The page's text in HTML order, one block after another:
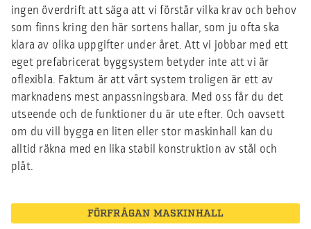
ingen överdrift att säga att vi förstår vilka krav och behov
som finns kring den här sortens hallar, som ju ofta ska
klara av olika uppgifter under året. Att vi jobbar med ett
eget prefabricerat byggsystem betyder inte att vi är
oflexibla. Faktum är att vårt system troligen är ett av
marknadens mest anpassningsbara. Med oss får du det
utseende och de funktioner du är ute efter. Och oavsett
om du vill bygga en liten eller stor maskinhall kan du
alltid räkna med en lika stabil konstruktion av stål och
plåt.
FÖRFRÅGAN MASKINHALL